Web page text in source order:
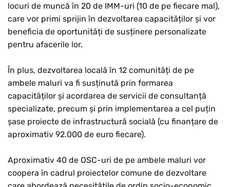
locuri de muncă în 20 de IMM-uri (10 de pe fiecare mal),
care vor primi sprijin în dezvoltarea capacităților și vor
beneficia de oportunități de susținere personalizate
pentru afacerile lor.
În plus, dezvoltarea locală în 12 comunități de pe
ambele maluri va fi susținută prin formarea
capacităților și acordarea de servicii de consultanță
specializate, precum și prin implementarea a cel puțin
șase proiecte de infrastructură socială (cu finanțare de
aproximativ 92.000 de euro fiecare).
Aproximativ 40 de OSC-uri de pe ambele maluri vor
coopera în cadrul proiectelor comune de dezvoltare